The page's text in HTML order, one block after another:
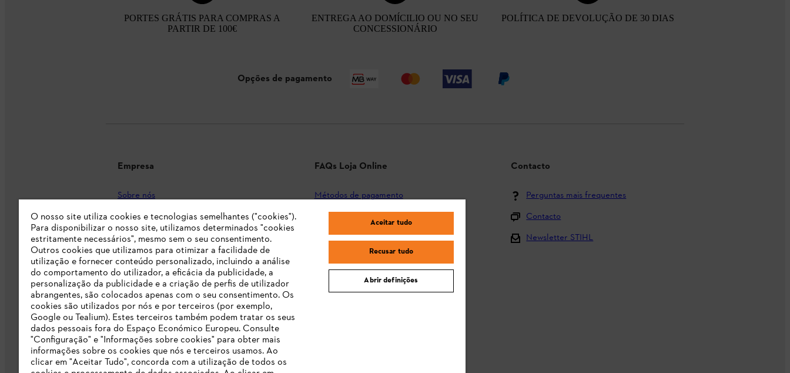
PORTES GRÁTIS PARA COMPRAS A
PARTIR DE 100€
ENTREGA AO DOMÍCILIO OU NO SEU
CONCESSIONÁRIO
POLÍTICA DE DEVOLUÇÃO DE 30 DIAS
Opções de pagamento
Empresa
Sobre nós
Imprensa
Carreira
Responsabilidade
Linha Integridade STIHL
Informação para fornecedores
Livro de Reclamações
Declaração de acessibilidade
FAQs Loja Online
Métodos de pagamento
Envio e entrega
Devolução
STIHL Orange Deals
Contacto
Perguntas mais frequentes
Contacto
Newsletter STIHL
O nosso site utiliza cookies e tecnologias semelhantes ("cookies").
Para disponibilizar o nosso site, utilizamos determinados "cookies
estritamente necessários", mesmo sem o seu consentimento.
Outros cookies que utilizamos para otimizar a facilidade de
utilização e fornecer conteúdo personalizado, incluindo a análise
do comportamento do utilizador, a eficácia da publicidade, a
personalização da publicidade e a criação de perfis de utilizador
abrangentes, são colocados apenas com o seu consentimento. Os
cookies são utilizados por nós e por terceiros (por exemplo,
Google ou Tealium). Estes terceiros também podem tratar os seus
dados pessoais fora do Espaço Económico Europeu. Consulte
"Configuração" e "Informações sobre cookies" para obter mais
informações sobre os cookies que nós e terceiros usamos. Ao
clicar em "Aceitar Tudo", concorda com a utilização de todos os
Aceitar tudo
Recusar tudo
Abrir definições